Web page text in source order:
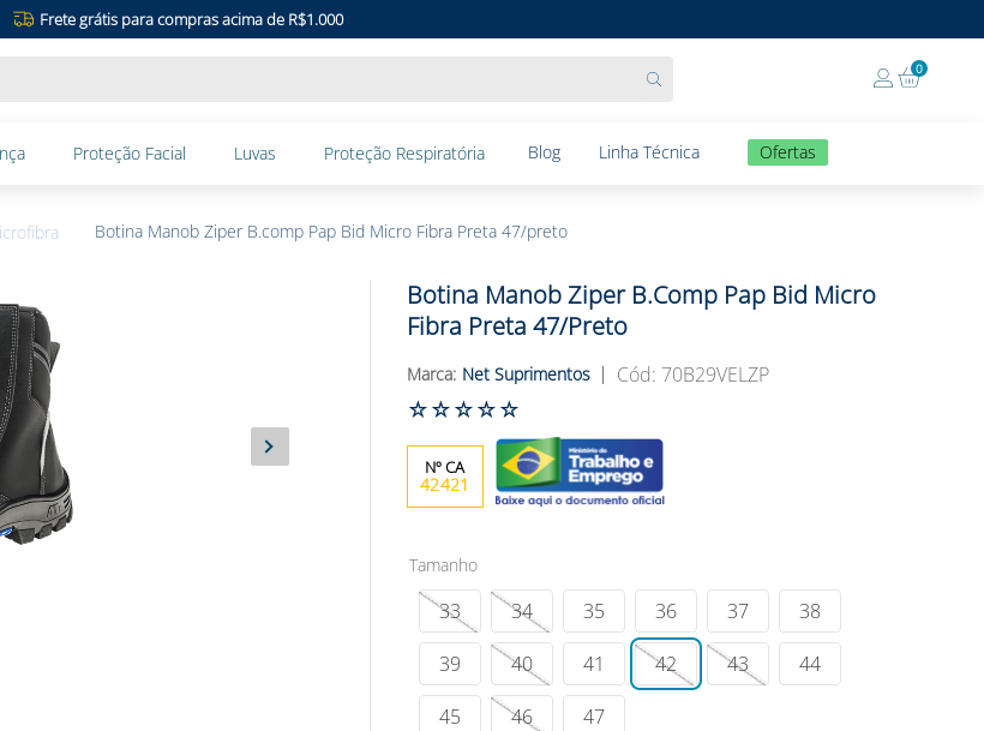
Frete grátis para compras acima de R$1.000
0
Proteção Facial Luvas Proteção Respiratória Blog Linha Técnica Ofertas
Botina Manob Ziper B.comp Pap Bid Micro Fibra Preta 47/preto
Botina Manob Ziper B.comp Pap Bid Micro
Fibra Preta 47/preto
Net Suprimentos : 70B29VELZP
☆☆☆☆☆
42421
Tamanho
33 34 35 36 37
38
39
40 41 42 43
44
45
46 47